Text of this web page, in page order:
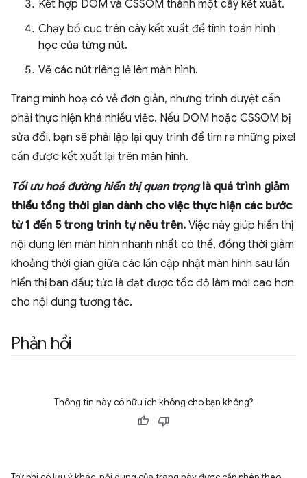
Kết hợp DOM và CSSOM thành một cây kết xuất.
Chạy bố cục trên cây kết xuất để tính toán hình
học của từng nút.
Vẽ các nút riêng lẻ lên màn hình.
Trang minh hoạ có vẻ đơn giản, nhưng trình duyệt cần
phải thực hiện khá nhiều việc. Nếu DOM hoặc CSSOM bị
sửa đổi, bạn sẽ phải lặp lại quy trình để tìm ra những pixel
cần được kết xuất lại trên màn hình.
Tối ưu hoá đường hiển thị quan trọnglà quá trình giảm
thiểu tổng thời gian dành cho việc thực hiện các bước
từ 1 đến 5 trong trình tự nêu trên. Việc này giúp hiển thị
nội dung lên màn hình nhanh nhất có thể, đồng thời giảm
khoảng thời gian giữa các lần cập nhật màn hình sau lần
hiển thị ban đầu; tức là đạt được tốc độ làm mới cao hơn
cho nội dung tương tác.
Phản hồi
Thông tin này có hữu ích không cho bạn không?